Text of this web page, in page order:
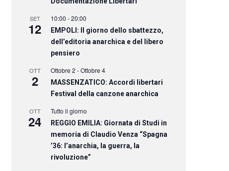
SET
12
10:00 -20:00
EMPOLI: Il giorno dello sbattezzo,
dell’editoria anarchica e del libero
pensiero
OTT
2
Ottobre 2 -Ottobre 4
MASSENZATICO: Accordi libertari
Festival della canzone anarchica
OTT
24
Tutto il giorno
REGGIO EMILIA: Giornata di Studi in
memoria di Claudio Venza “Spagna
’36: l’anarchia, la guerra, la
rivoluzione”